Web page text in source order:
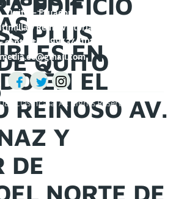
Quito – Ecuador
y Reina Victoria Edificio Grecia II
0994344101 / Correo:
Clasificasa. All Rights Reserved.